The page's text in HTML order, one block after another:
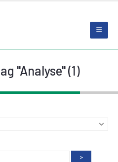
"Analyse" (1)
>